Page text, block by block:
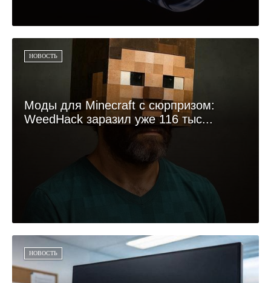
НОВОСТЬ
Моды для Minecraft с сюрпризом:
WeedHack заразил уже 116 тыс...
НОВОСТЬ